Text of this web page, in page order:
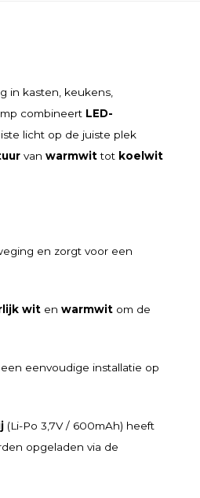
in kasten, keukens,
combineert LED-
licht op de juiste plek
van warmwittot koelwit
en zorgt voor een
wit en warmwit om de
eenvoudige installatie op
(Li-Po 3,7V / 600mAh) heeft
opgeladen via de